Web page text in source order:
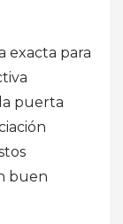
exacta para
puerta
buen